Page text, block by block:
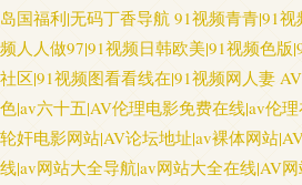
岛国福利|无码丁香导航 91视频青青|91
频人人做97|91视频日韩欧美|91视频色版
社区|91视频图看看线在|91视频网人妻
色|av六十五|AV伦理电影免费在线|av伦
轮奸电影网站|AV论坛地址|av裸体网站
线|av网站大全导航|av网站大全在线|AV